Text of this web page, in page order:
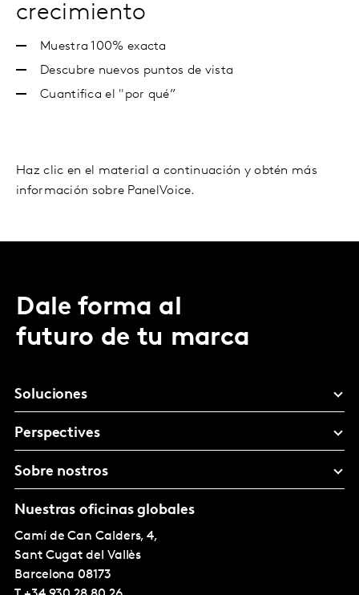
crecimiento
Muestra 100% exacta
Descubre nuevos puntos de vista
Cuantifica el "por qué”
Haz clic en el material a continuación y obtén más
información sobre PanelVoice.
Dale forma al
futuro de tu marca
Soluciones
Perspectives
Sobre nostros
Nuestras oficinas globales
Camí de Can Calders, 4,
Sant Cugat del Vallès
Barcelona 08173